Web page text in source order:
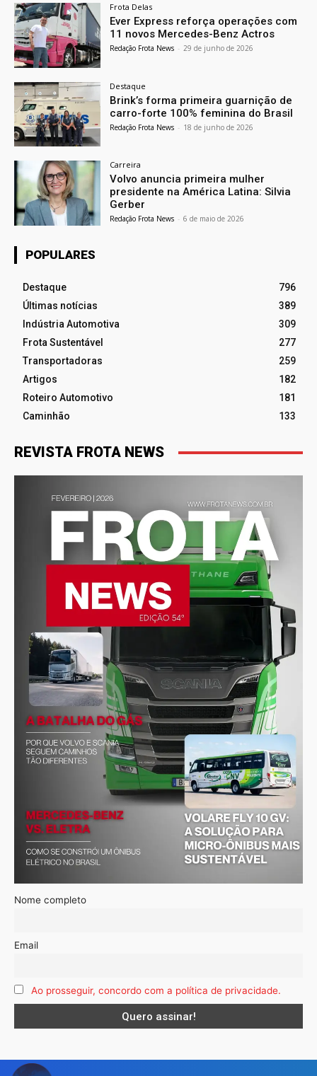
Frota Delas
Ever Express reforça operações com
11 novos Mercedes-Benz Actros
Redação Frota News - 29 de junho de 2026
Destaque
Brink’s forma primeira guarnição de
carro-forte 100% feminina do Brasil
Redação Frota News - 18 de junho de 2026
Carreira
Volvo anuncia primeira mulher
presidente na América Latina: Silvia
Gerber
Redação Frota News - 6 de maio de 2026
POPULARES
Destaque
796
Últimas notícias
389
Indústria Automotiva
309
Frota Sustentável
277
Transportadoras
259
Artigos
182
Roteiro Automotivo
181
Caminhão
133
REVISTA FROTA NEWS
Nome completo
Email
Ao prosseguir, concordo com a política de privacidade.